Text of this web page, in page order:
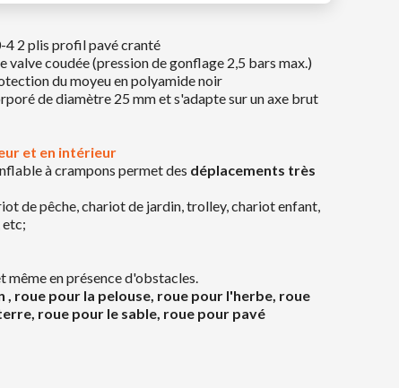
4 2 plis profil pavé cranté
valve coudée (pression de gonflage 2,5 bars max.)
du moyeu en polyamide noir
de diamètre 25 mm et s'adapte sur un axe brut
et en intérieur
à crampons permet des déplacements très
de pêche, chariot de jardin, trolley, chariot enfant,
même en présence d'obstacles.
, roue pour la pelouse, roue pour l'herbe, roue
roue pour le sable, roue pour pavé